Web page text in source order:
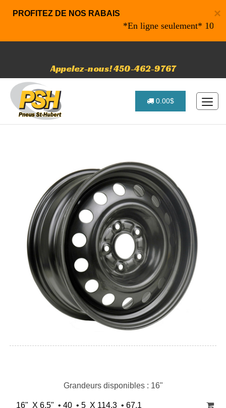
×
PROFITEZ DE NOS RABAIS
*En ligne seulement* 10% de
Appelez-nous! 450-462-9767
0.00$
Grandeurs disponibles : 16"
16" X 6.5" • 40 • 5 X 114.3 • 67.1